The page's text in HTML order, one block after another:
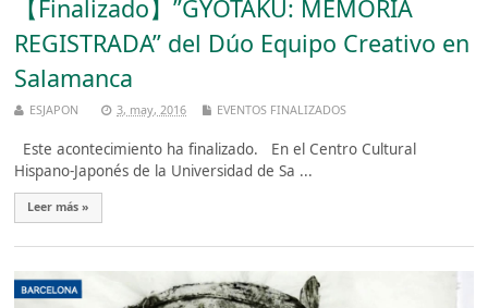
【Finalizado】”GYOTAKU: MEMORIA
REGISTRADA” del Dúo Equipo Creativo en
Salamanca
ESJAPON 3, may, 2016 EVENTOS FINALIZADOS
Este acontecimiento ha finalizado. En el Centro Cultural
Hispano-Japonés de la Universidad de Sa ...
Leer más »